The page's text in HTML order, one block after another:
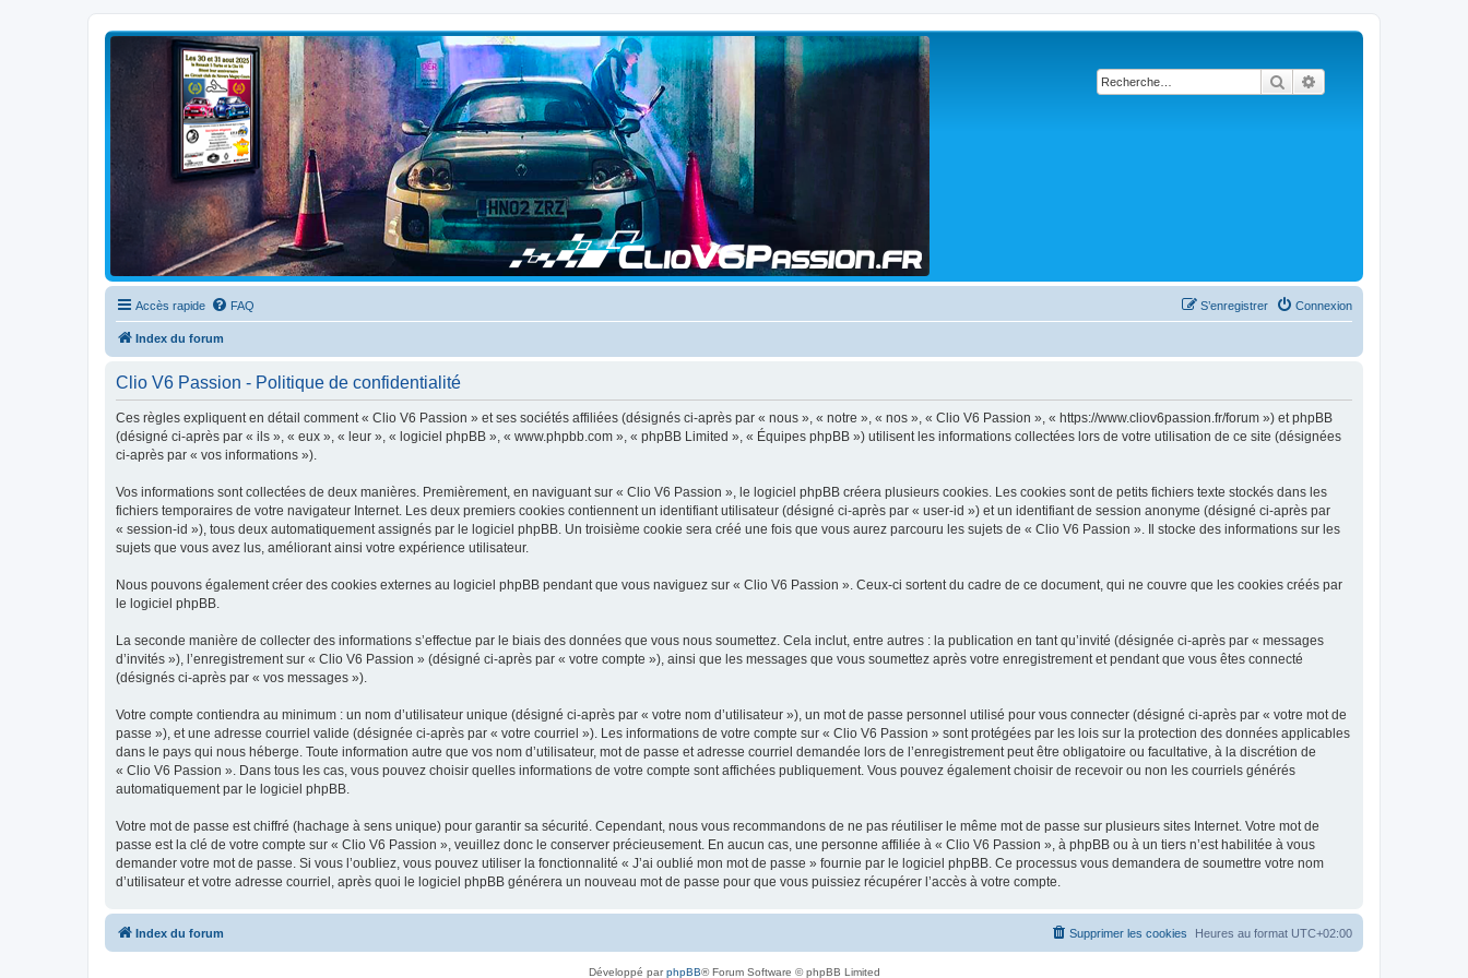
Rechercher
Clio V6 Passion
Le site français des passionnés de Clio V6
Accès rapide FAQ Connexion
S’enregistrer
Index du forum
Clio V6 Passion - Politique de confidentialité
Ces règles expliquent en détail comment « Clio V6 Passion » et ses sociétés affiliées (désignés ci-après par « nous », « notre », « nos », « Clio V6 Passion », « https://www.cliov6passion.fr/forum ») et phpBB
(désigné ci-après par « ils », « eux », « leur », « logiciel phpBB », « www.phpbb.com », « phpBB Limited », « Équipes phpBB ») utilisent les informations collectées lors de votre utilisation de ce site (désignées
ci-après par « vos informations »).
Vos informations sont collectées de deux manières. Premièrement, en naviguant sur « Clio V6 Passion », le logiciel phpBB créera plusieurs cookies. Les cookies sont de petits fichiers texte stockés dans les
fichiers temporaires de votre navigateur Internet. Les deux premiers cookies contiennent un identifiant utilisateur (désigné ci-après par « user-id ») et un identifiant de session anonyme (désigné ci-après par
« session-id »), tous deux automatiquement assignés par le logiciel phpBB. Un troisième cookie sera créé une fois que vous aurez parcouru les sujets de « Clio V6 Passion ». Il stocke des informations sur les
sujets que vous avez lus, améliorant ainsi votre expérience utilisateur.
Nous pouvons également créer des cookies externes au logiciel phpBB pendant que vous naviguez sur « Clio V6 Passion ». Ceux-ci sortent du cadre de ce document, qui ne couvre que les cookies créés par
le logiciel phpBB.
La seconde manière de collecter des informations s’effectue par le biais des données que vous nous soumettez. Cela inclut, entre autres : la publication en tant qu’invité (désignée ci-après par « messages
d’invités »), l’enregistrement sur « Clio V6 Passion » (désigné ci-après par « votre compte »), ainsi que les messages que vous soumettez après votre enregistrement et pendant que vous êtes connecté
(désignés ci-après par « vos messages »).
Votre compte contiendra au minimum : un nom d’utilisateur unique (désigné ci-après par « votre nom d’utilisateur »), un mot de passe personnel utilisé pour vous connecter (désigné ci-après par « votre mot de
passe »), et une adresse courriel valide (désignée ci-après par « votre courriel »). Les informations de votre compte sur « Clio V6 Passion » sont protégées par les lois sur la protection des données applicables
dans le pays qui nous héberge. Toute information autre que vos nom d’utilisateur, mot de passe et adresse courriel demandée lors de l’enregistrement peut être obligatoire ou facultative, à la discrétion de
« Clio V6 Passion ». Dans tous les cas, vous pouvez choisir quelles informations de votre compte sont affichées publiquement. Vous pouvez également choisir de recevoir ou non les courriels générés
automatiquement par le logiciel phpBB.
Votre mot de passe est chiffré (hachage à sens unique) pour garantir sa sécurité. Cependant, nous vous recommandons de ne pas réutiliser le même mot de passe sur plusieurs sites Internet. Votre mot de
passe est la clé de votre compte sur « Clio V6 Passion », veuillez donc le conserver précieusement. En aucun cas, une personne affiliée à « Clio V6 Passion », à phpBB ou à un tiers n’est habilitée à vous
demander votre mot de passe. Si vous l’oubliez, vous pouvez utiliser la fonctionnalité « J’ai oublié mon mot de passe » fournie par le logiciel phpBB. Ce processus vous demandera de soumettre votre nom
d’utilisateur et votre adresse courriel, après quoi le logiciel phpBB générera un nouveau mot de passe pour que vous puissiez récupérer l’accès à votre compte.
Index du forum Heures au format UTC+02:00
Supprimer les cookies
Développé parphpBB® Forum Software © phpBB Limited